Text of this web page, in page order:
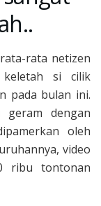
rata netizen
keletah si cilik
pada bulan ini.
dengan
oleh
video
ribu tontonan